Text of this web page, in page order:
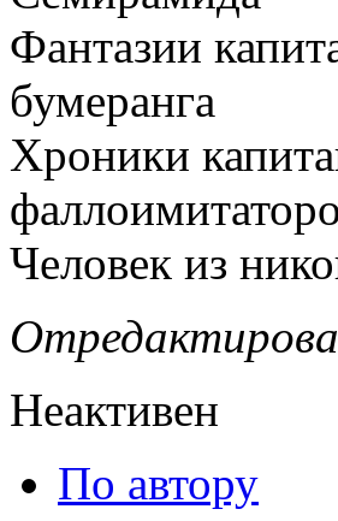
Фантазии
бумеранга
Хроники
Человек из
Неактивен
По автору